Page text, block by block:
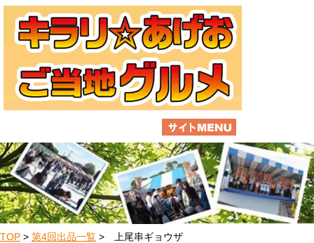
TOP > 第4回出品一覧 > 上尾串ギョウザ